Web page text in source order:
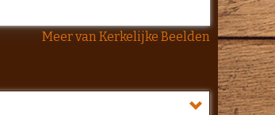
Meer van Kerkelijke Beelden